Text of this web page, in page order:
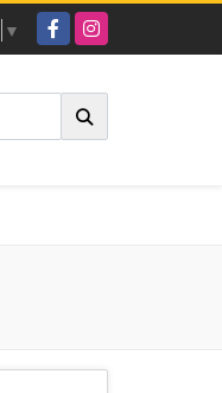
▼ FacebookInstagram